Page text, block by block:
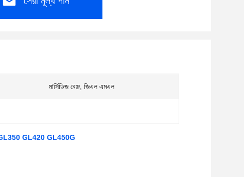
মার্সিডিজ বেঞ্জ, জিএল এমএল
GL350 GL420 GL450G